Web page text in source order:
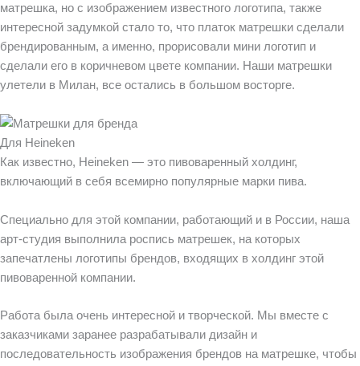
матрешка, но с изображением известного логотипа, также
интересной задумкой стало то, что платок матрешки сделали
брендированным, а именно, прорисовали мини логотип и
сделали его в коричневом цвете компании. Наши матрешки
улетели в Милан, все остались в большом восторге.
Для Heineken
Как известно, Heineken — это пивоваренный холдинг,
включающий в себя всемирно популярные марки пива.
Специально для этой компании, работающий и в России, наша
арт-студия выполнила роспись матрешек, на которых
запечатлены логотипы брендов, входящих в холдинг этой
пивоваренной компании.
Работа была очень интересной и творческой. Мы вместе с
заказчиками заранее разрабатывали дизайн и
последовательность изображения брендов на матрешке, чтобы